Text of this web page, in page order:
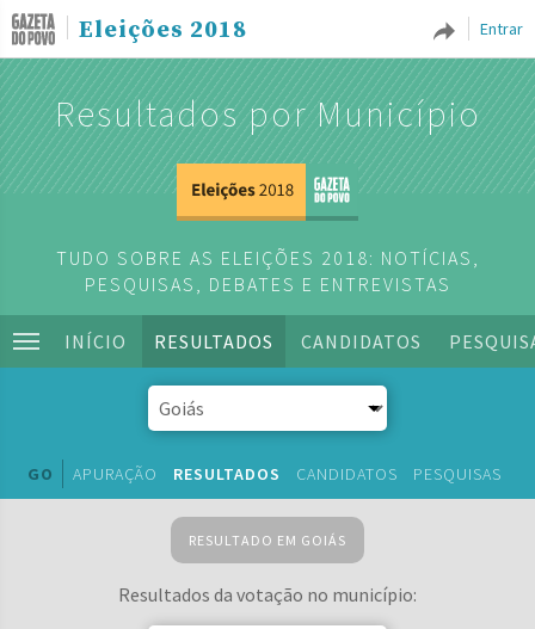
Entrar
Eleições 2018
Resultados por Município
TUDO SOBRE AS ELEIÇÕES 2018: NOTÍCIAS,
PESQUISAS, DEBATES E ENTREVISTAS
INÍCIO RESULTADOS CANDIDATOS
GO APURAÇÃO RESULTADOS CANDIDATOS PESQUISAS
RESULTADO EM GOIÁS
Resultados da votação no município: